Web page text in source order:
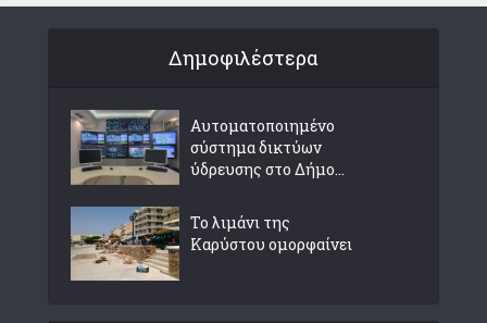
Δημοφιλέστερα
Αυτοματοποιημένο
σύστημα δικτύων
ύδρευσης στο Δήμο...
Το λιμάνι της
Καρύστου ομορφαίνει